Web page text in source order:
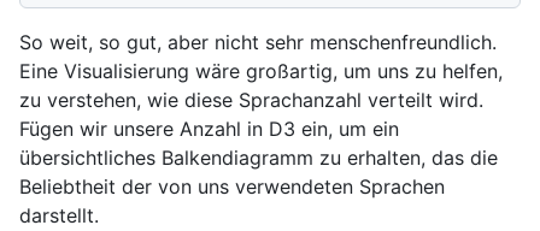
So weit, so gut, aber nicht sehr menschenfreundlich.
Eine Visualisierung wäre großartig, um uns zu helfen,
zu verstehen, wie diese Sprachanzahl verteilt wird.
Fügen wir unsere Anzahl in D3 ein, um ein
übersichtliches Balkendiagramm zu erhalten, das die
Beliebtheit der von uns verwendeten Sprachen
darstellt.